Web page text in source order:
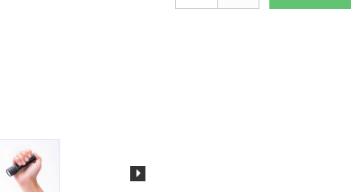
Navigation
Strømforsyning til
teleskoper